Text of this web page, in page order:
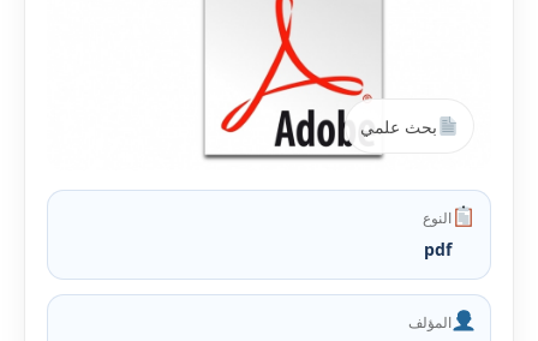
بحث علمي
النوع
pdf
المؤلف